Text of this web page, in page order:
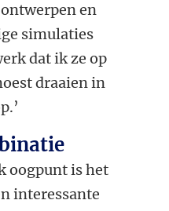
en
simulaties
dat ik ze op
draaien in
oogpunt is het
interessante